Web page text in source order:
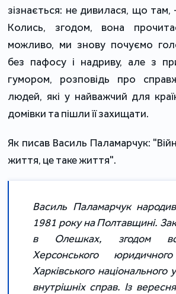
зізнається: не дивилася, що
Колись, згодом, вона
можливо, ми знову почуємо
без пафосу і надриву, але з
гумором, розповідь про
людей, які у найважчий для
домівки та пішли її захищати.
Як писав Василь Паламарчук:
життя, це таке життя".
Василь Паламарчук
1981 року на Полтавщині.
в Олешках, згодом
Херсонського
Харківського національного
внутрішніх справ. Із